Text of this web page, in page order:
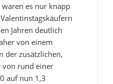
es nur knapp
Jahren deutlich
von einem
der zusätzlichen,
von rund einer
auf nun 1,3